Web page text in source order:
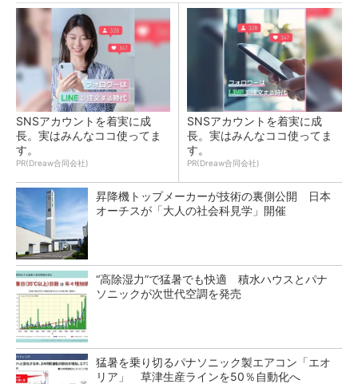
SNSアカウントを着実に成
長。実はみんなココ使ってま
す。
PR(Dreaw合同会社)
SNSアカウントを着実に成
長。実はみんなココ使ってま
す。
PR(Dreaw合同会社)
昇降機トップメーカーが技術の裏側公開 日本
オーチスが「大人の社会科見学」開催
“高除湿力”で猛暑でも快適 積水ハウスとパナ
ソニックが次世代空調を発売
猛暑を乗り切るパナソニック製エアコン「エオ
リア」 草津生産ラインを50％自動化へ